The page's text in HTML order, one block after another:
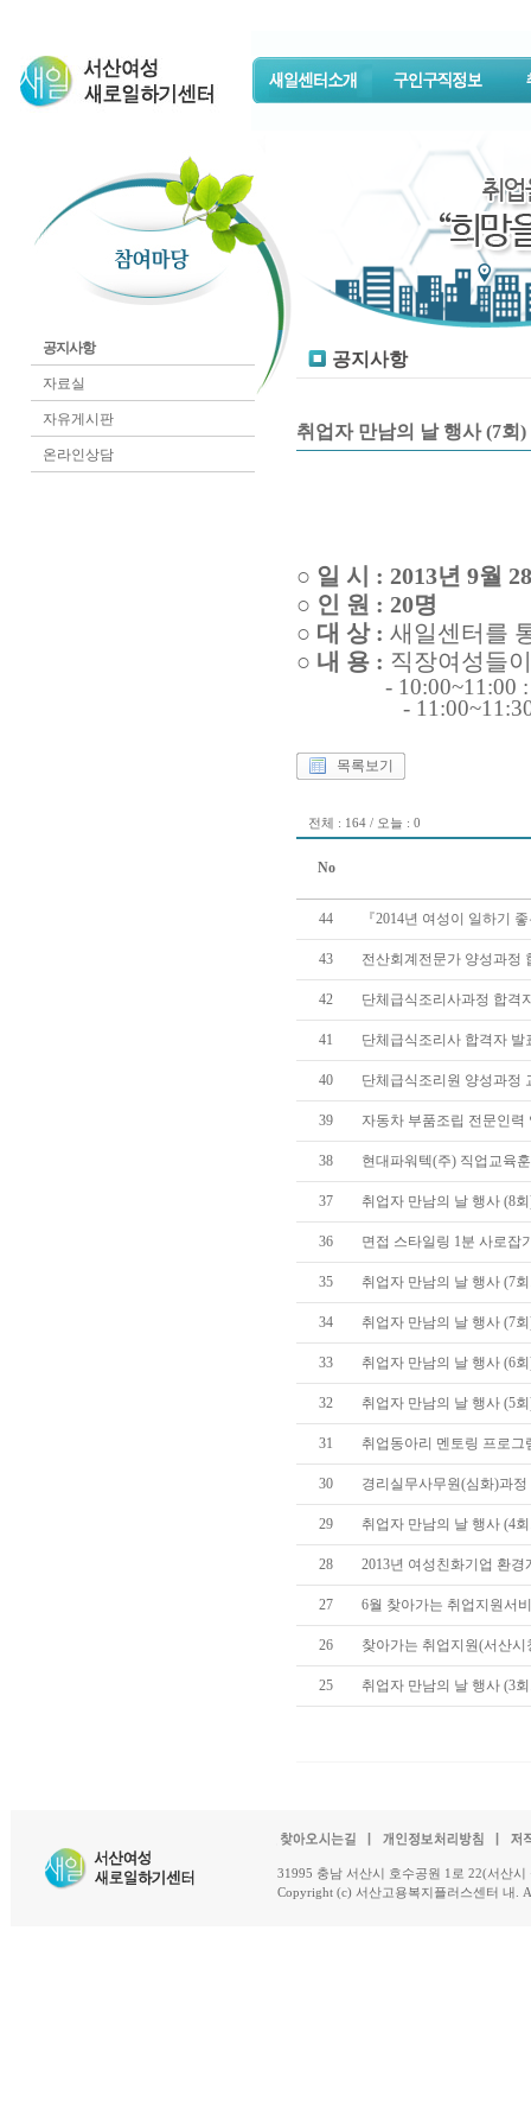
공지사항
자료실
자유게시판
온라인상담
공지사항
취업자 만남의 날 행사 (7회
○ 일 시 : 2013년 9월
○ 인 원 : 20명
○ 대 상 : 새일센터를
○ 내 용 : 직장여성들
- 10:00~11:00
- 11:00~11:30 : 천
목록보기
전체 : 164 / 오늘 : 0
No
44 『2014년 여성이 일하기
43 전산회계전문가 양성과정
42 단체급식조리사과정 합격
41 단체급식조리사 합격자
40 단체급식조리원 양성과정
39 자동차 부품조립 전문인력
38 현대파워텍(주) 직업교육
37 취업자 만남의 날 행사 (8
36 면접 스타일링 1분 사로잡
35 취업자 만남의 날 행사 (7
34 취업자 만남의 날 행사 (7
33 취업자 만남의 날 행사 (6
32 취업자 만남의 날 행사 (5
31 취업동아리 멘토링 프로그
30 경리실무사무원(심화)과
29 취업자 만남의 날 행사 (4
28 2013년 여성친화기업 환
27 6월 찾아가는 취업지원서
26 찾아가는 취업지원(서산시
25 취업자 만남의 날 행사 (3
31995 충남 서산시 호수공원 1로 22(서산
Copyright (c) 서산고용복지플러스센터 내.